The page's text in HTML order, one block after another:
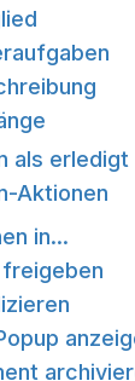
als erledigt
Aktionen
in...
freigeben